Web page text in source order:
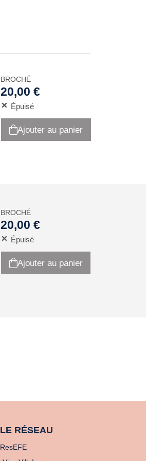
BROCHÉ
20,00 €
Épuisé
Ajouter au panier
BROCHÉ
20,00 €
Épuisé
Ajouter au panier
LE RÉSEAU
ResEFE